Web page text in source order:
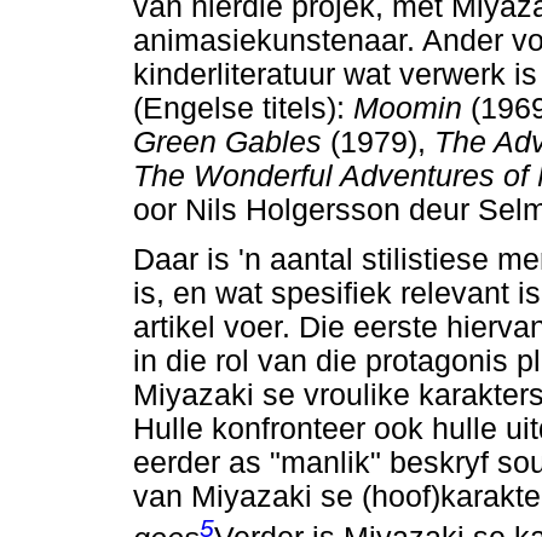
van hierdie projek, met
animasiekunstenaar. Ander
kinderliteratuur wat verwerk
(Engelse titels): Moomin
Green Gables (1979), The
The Wonderful Adventures
oor Nils Holgersson deur
Daar is 'n aantal stilistiese
is, en wat spesifiek relevant
artikel voer. Die eerste
in die rol van die protagonis
Miyazaki se vroulike
Hulle konfronteer ook hulle
eerder as "manlik" beskryf
van Miyazaki se
5